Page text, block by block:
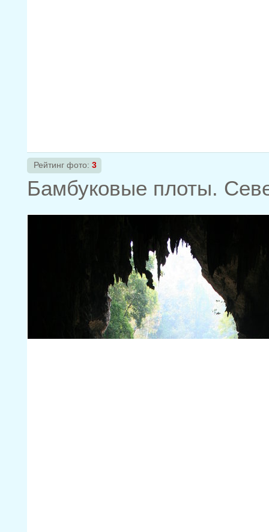
Рейтинг фото: 3
Бамбуковые плоты.